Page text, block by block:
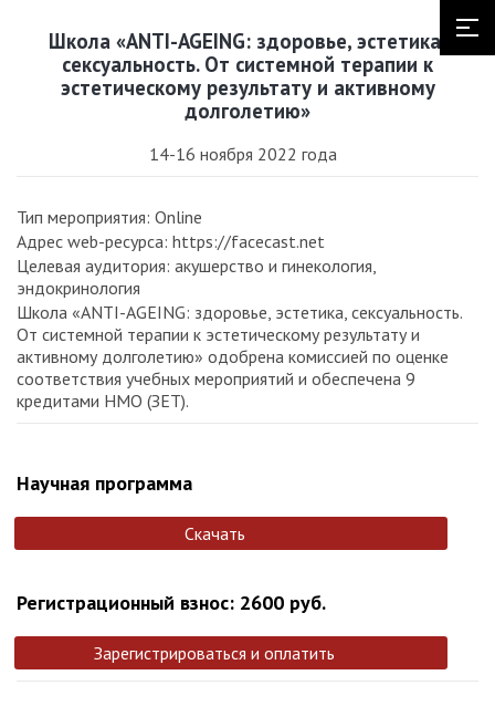
Школа «ANTI-AGEING: здоровье, эстетика,
сексуальность. От системной терапии к
эстетическому результату и активному
долголетию»
14-16 ноября 2022 года
Тип мероприятия: Online
Адрес web-ресурса: https://facecast.net
Целевая аудитория: акушерство и гинекология,
эндокринология
Школа «ANTI-AGEING: здоровье, эстетика, сексуальность.
От системной терапии к эстетическому результату и
активному долголетию» одобрена комиссией по оценке
соответствия учебных мероприятий и обеспечена 9
кредитами НМО (ЗЕТ).
Научная программа
Скачать
Регистрационный взнос: 2600 руб.
Зарегистрироваться и оплатить